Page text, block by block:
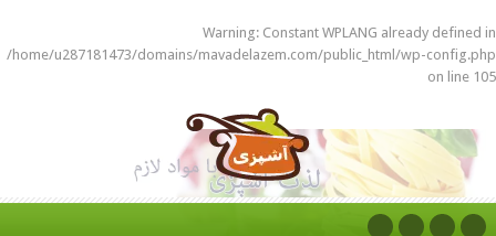
Warning: Constant WPLANG already defined in
/home/u287181473/domains/mavadelazem.com/public_html/wp-config.php
on line 105